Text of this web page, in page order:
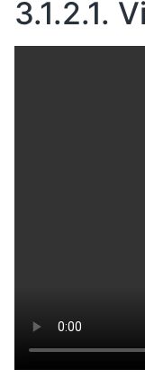
3.1.2.1.